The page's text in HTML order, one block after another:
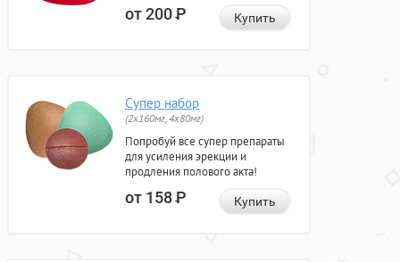
от 200Р Купить
Супер набор
(2х160мг, 4х80мг)
Попробуй все супер препараты
для усиления эрекции и
продления полового акта!
от 158Р Купить